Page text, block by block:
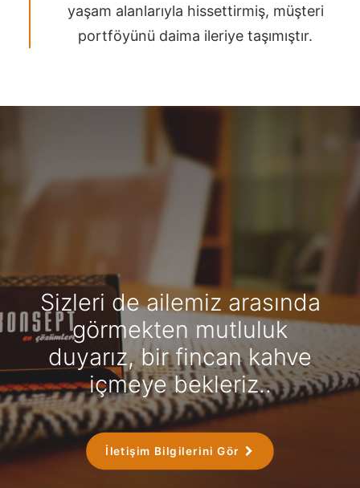
yaşam alanlarıyla hissettirmiş, müşteri
portföyünü daima ileriye taşımıştır.
Sizleri de ailemiz arasında
görmekten mutluluk
duyarız, bir fincan kahve
içmeye bekleriz..
İletişim Bilgilerini Gör